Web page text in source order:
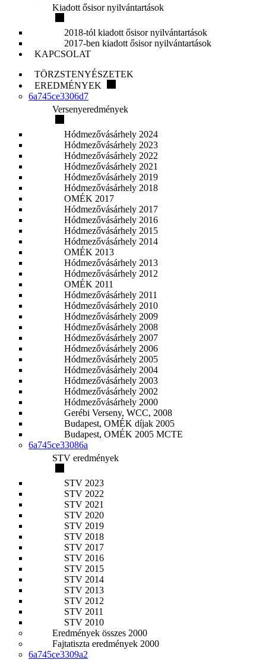
Kiadott ősisor nyilvántartások
2018-tól kiadott ősisor nyilvántartások
2017-ben kiadott ősisor nyilvántartások
KAPCSOLAT
TÖRZSTENYÉSZETEK
EREDMÉNYEK
6a745ce3306d7
Versenyeredmények
Hódmezővásárhely 2024
Hódmezővásárhely 2023
Hódmezővásárhely 2022
Hódmezővásárhely 2021
Hódmezővásárhely 2019
Hódmezővásárhely 2018
OMÉK 2017
Hódmezővásárhely 2017
Hódmezővásárhely 2016
Hódmezővásárhely 2015
Hódmezővásárhely 2014
OMÉK 2013
Hódmezővásárhely 2013
Hódmezővásárhely 2012
OMÉK 2011
Hódmezővásárhely 2011
Hódmezővásárhely 2010
Hódmezővásárhely 2009
Hódmezővásárhely 2008
Hódmezővásárhely 2007
Hódmezővásárhely 2006
Hódmezővásárhely 2005
Hódmezővásárhely 2004
Hódmezővásárhely 2003
Hódmezővásárhely 2002
Hódmezővásárhely 2000
Gerébi Verseny, WCC, 2008
Budapest, OMÉK díjak 2005
Budapest, OMÉK 2005 MCTE
6a745ce33086a
STV eredmények
STV 2023
STV 2022
STV 2021
STV 2020
STV 2019
STV 2018
STV 2017
STV 2016
STV 2015
STV 2014
STV 2013
STV 2012
STV 2011
STV 2010
Eredmények összes 2000
Fajtatiszta eredmények 2000
6a745ce3309a2